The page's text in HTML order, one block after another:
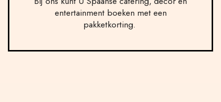
entertainment boeken met een
pakketkorting.